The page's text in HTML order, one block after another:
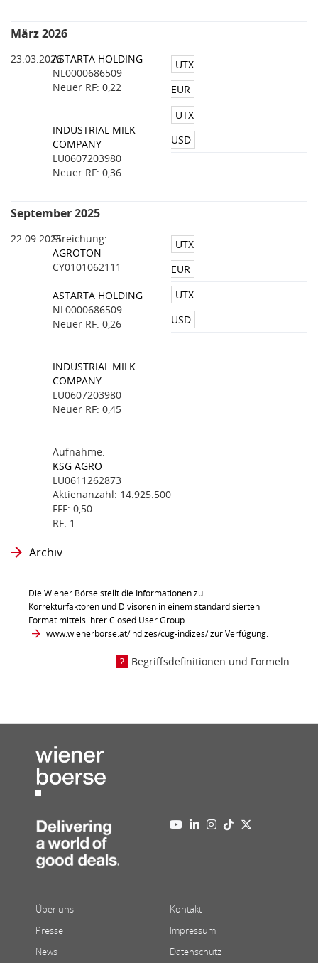
März 2026
23.03.2026ASTARTA HOLDING
NL0000686509
Neuer RF: 0,22
INDUSTRIAL MILK
COMPANY
LU0607203980
Neuer RF: 0,36
UTX
EUR
UTX
USD
September 2025
22.09.2025Streichung:
AGROTON
CY0101062111
ASTARTA HOLDING
NL0000686509
Neuer RF: 0,26
INDUSTRIAL MILK
COMPANY
LU0607203980
Neuer RF: 0,45
Aufnahme:
KSG AGRO
LU0611262873
Aktienanzahl: 14.925.500
FFF: 0,50
RF: 1
UTX
EUR
UTX
USD
Archiv
Die Wiener Börse stellt die Informationen zu
Korrekturfaktoren und Divisoren in einem standardisierten
Format mittels ihrer Closed User Group
www.wienerborse.at/indizes/cug-indizes/zur Verfügung.
Begriffsdefinitionen und Formeln
Über uns
Presse
News
Kontakt
Impressum
Datenschutz